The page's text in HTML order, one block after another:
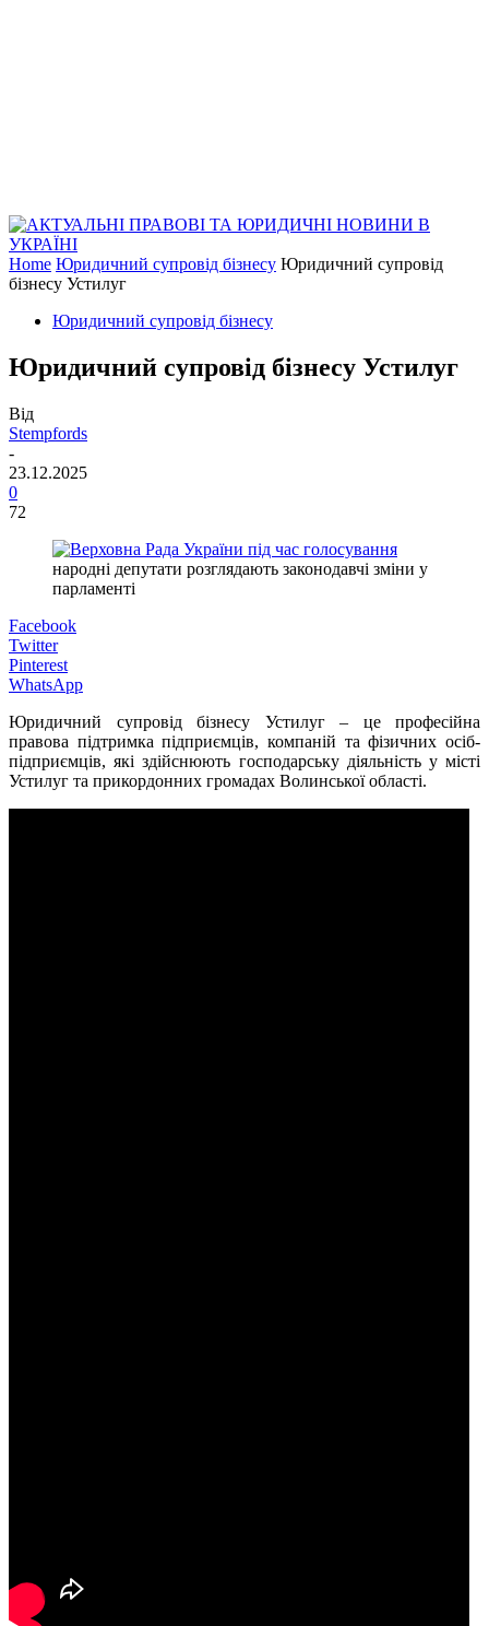
Home Юридичний супровід бізнесу Юридичний супровід
бізнесу Устилуг
Юридичний супровід бізнесу
Юридичний супровід бізнесу Устилуг
Від
Stempfords
-
23.12.2025
0
72
народні депутати розглядають законодавчі зміни у
парламенті
Facebook
Twitter
Pinterest
WhatsApp
Юридичний супровід бізнесу Устилуг – це професійна
правова підтримка підприємців, компаній та фізичних осіб-
підприємців, які здійснюють господарську діяльність у місті
Устилуг та прикордонних громадах Волинської області.